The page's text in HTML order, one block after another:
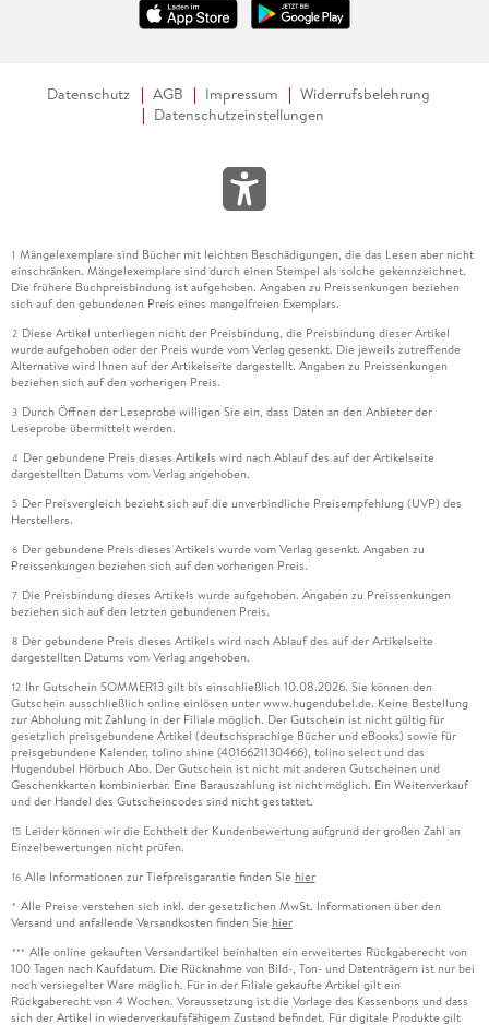
Datenschutz AGB Impressum
Widerrufsbelehrung
Datenschutzeinstellungen
1 Mängelexemplare sind Bücher mit leichten Beschädigungen, die das Lesen aber nicht
einschränken. Mängelexemplare sind durch einen Stempel als solche gekennzeichnet.
Die frühere Buchpreisbindung ist aufgehoben. Angaben zu Preissenkungen beziehen
sich auf den gebundenen Preis eines mangelfreien Exemplars.
2 Diese Artikel unterliegen nicht der Preisbindung, die Preisbindung dieser Artikel
wurde aufgehoben oder der Preis wurde vom Verlag gesenkt. Die jeweils zutreffende
Alternative wird Ihnen auf der Artikelseite dargestellt. Angaben zu Preissenkungen
beziehen sich auf den vorherigen Preis.
3 Durch Öffnen der Leseprobe willigen Sie ein, dass Daten an den Anbieter der
Leseprobe übermittelt werden.
4 Der gebundene Preis dieses Artikels wird nach Ablauf des auf der Artikelseite
dargestellten Datums vom Verlag angehoben.
5 Der Preisvergleich bezieht sich auf die unverbindliche Preisempfehlung (UVP) des
Herstellers.
6 Der gebundene Preis dieses Artikels wurde vom Verlag gesenkt. Angaben zu
Preissenkungen beziehen sich auf den vorherigen Preis.
7 Die Preisbindung dieses Artikels wurde aufgehoben. Angaben zu Preissenkungen
beziehen sich auf den letzten gebundenen Preis.
8 Der gebundene Preis dieses Artikels wird nach Ablauf des auf der Artikelseite
dargestellten Datums vom Verlag angehoben.
12 Ihr Gutschein SOMMER13 gilt bis einschließlich 10.08.2026. Sie können den
Gutschein ausschließlich online einlösen unter www.hugendubel.de. Keine Bestellung
zur Abholung mit Zahlung in der Filiale möglich. Der Gutschein ist nicht gültig für
gesetzlich preisgebundene Artikel (deutschsprachige Bücher und eBooks) sowie für
preisgebundene Kalender, tolino shine (4016621130466), tolino select und das
Hugendubel Hörbuch Abo. Der Gutschein ist nicht mit anderen Gutscheinen und
Geschenkkarten kombinierbar. Eine Barauszahlung ist nicht möglich. Ein Weiterverkauf
und der Handel des Gutscheincodes sind nicht gestattet.
15 Leider können wir die Echtheit der Kundenbewertung aufgrund der großen Zahl an
Einzelbewertungen nicht prüfen.
16 Alle Informationen zur Tiefpreisgarantie finden Sie hier
* Alle Preise verstehen sich inkl. der gesetzlichen MwSt. Informationen über den
Versand und anfallende Versandkosten finden Sie hier
*** Alle online gekauften Versandartikel beinhalten ein erweitertes Rückgaberecht von
100 Tagen nach Kaufdatum. Die Rücknahme von Bild-, Ton- und Datenträgern ist nur bei
noch versiegelter Ware möglich. Für in der Filiale gekaufte Artikel gilt ein
Rückgaberecht von 4 Wochen. Voraussetzung ist die Vorlage des Kassenbons und dass
sich der Artikel in wiederverkaufsfähigem Zustand befindet. Für digitale Produkte gilt